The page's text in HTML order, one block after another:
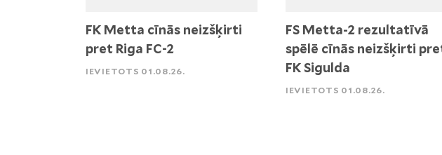
FK Metta cīnās neizšķirti
pret Riga FC-2
IEVIETOTS 01.08.26.
FS Metta-2 rezultatīvā
spēlē cīnās neizšķirti
FK Sigulda
IEVIETOTS 01.08.26.